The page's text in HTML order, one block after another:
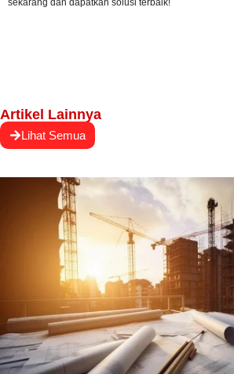
sekarang dan dapatkan solusi terbaik!
Artikel Lainnya
Lihat Semua